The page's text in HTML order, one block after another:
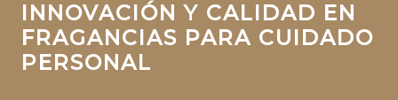
INNOVACIÓN Y CALIDAD EN
FRAGANCIAS PARA CUIDADO
PERSONAL